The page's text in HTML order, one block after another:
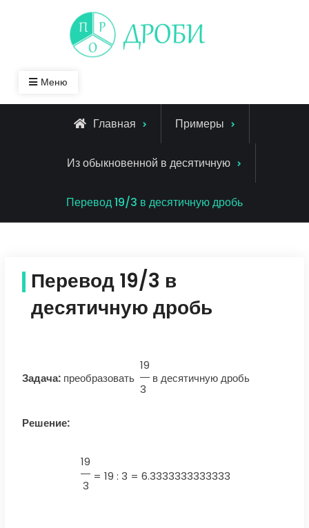
Меню
Главная Примеры
Из обыкновенной в десятичную
Перевод 19/3 в десятичную дробь
Перевод 19/3 в
десятичную дробь
Задача:преобразовать
19
3
в десятичную дробь
Решение:
19
3
= 19 : 3 = 6.3333333333333